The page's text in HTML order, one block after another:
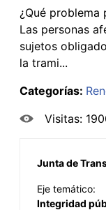
¿Qué
Las personas
sujetos
la trami...
Categorías:
Visitas:
Junta de
Eje temático:
Integridad